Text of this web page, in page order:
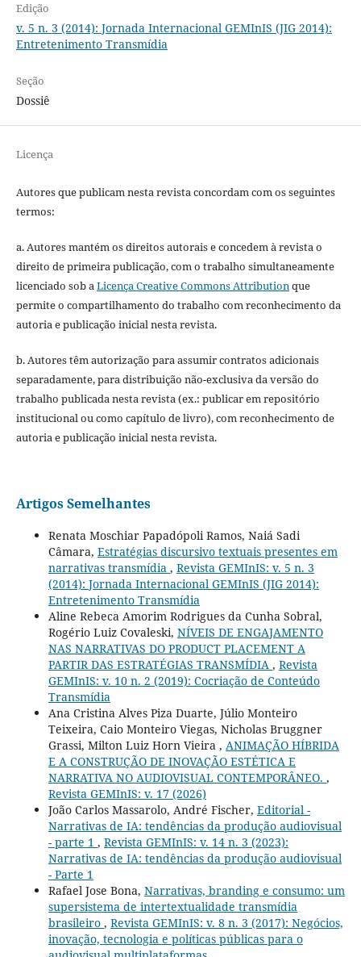
Edição
v. 5 n. 3 (2014): Jornada Internacional GEMInIS (JIG 2014):
Entretenimento Transmídia
Seção
Dossiê
Licença
Autores que publicam nesta revista concordam com os seguintes
termos:
a. Autores mantém os direitos autorais e concedem à revista o
direito de primeira publicação, com o trabalho simultaneamente
licenciado sob aLicença Creative Commons Attributionque
permite o compartilhamento do trabalho com reconhecimento da
autoria e publicação inicial nesta revista.
b. Autores têm autorização para assumir contratos adicionais
separadamente, para distribuição não-exclusiva da versão do
trabalho publicada nesta revista (ex.: publicar em repositório
institucional ou como capítulo de livro), com reconhecimento de
autoria e publicação inicial nesta revista.
Artigos Semelhantes
Renata Moschiar Papadópoli Ramos, Naiá Sadi
Câmara, Estratégias discursivo textuais presentes em
narrativas transmídia , Revista GEMInIS: v. 5 n. 3
(2014): Jornada Internacional GEMInIS (JIG 2014):
Entretenimento Transmídia
Aline Rebeca Amorim Rodrigues da Cunha Sobral,
Rogério Luiz Covaleski, NÍVEIS DE ENGAJAMENTO
NAS NARRATIVAS DO PRODUCT PLACEMENT A
PARTIR DAS ESTRATÉGIAS TRANSMÍDIA , Revista
GEMInIS: v. 10 n. 2 (2019): Cocriação de Conteúdo
Transmídia
Ana Cristina Alves Piza Duarte, Júlio Monteiro
Teixeira, Caio Monteiro Viegas, Nicholas Bruggner
Grassi, Milton Luiz Horn Vieira , ANIMAÇÃO HÍBRIDA
E A CONSTRUÇÃO DE INOVAÇÃO ESTÉTICA E
NARRATIVA NO AUDIOVISUAL CONTEMPORÂNEO. ,
Revista GEMInIS: v. 17 (2026)
João Carlos Massarolo, André Fischer, Editorial -
Narrativas de IA: tendências da produção audiovisual
- parte 1 , Revista GEMInIS: v. 14 n. 3 (2023):
Narrativas de IA: tendências da produção audiovisual
- Parte 1
Rafael Jose Bona, Narrativas, branding e consumo: um
supersistema de intertextualidade transmídia
brasileiro , Revista GEMInIS: v. 8 n. 3 (2017): Negócios,
inovação, tecnologia e políticas públicas para o